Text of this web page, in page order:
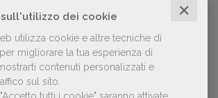
dei cookie ✕
utilizza cookie e altre tecniche di
migliorare la tua esperienza di
contenuti personalizzati e
sul sito.